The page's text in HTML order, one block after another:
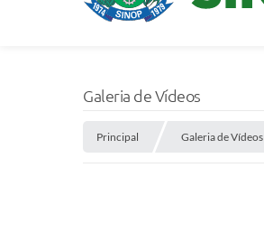
Galeria de Vídeos
Principal Galeria de Vídeos